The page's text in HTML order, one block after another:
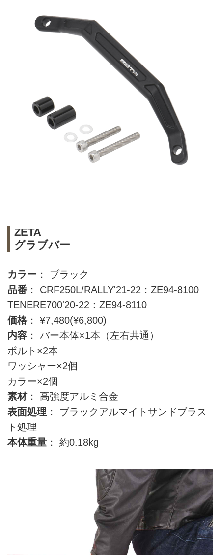
ZETA
グラブバー
カラー ： ブラック
品番 ： CRF250L/RALLY'21-22：ZE94-8100
TENERE700'20-22：ZE94-8110
価格 ： ¥7,480(¥6,800)
内容 ： バー本体×1本（左右共通）
ボルト×2本
ワッシャー×2個
カラー×2個
素材： 高強度アルミ合金
表面処理 ： ブラックアルマイトサンドブラス
ト処理
本体重量 ： 約0.18kg